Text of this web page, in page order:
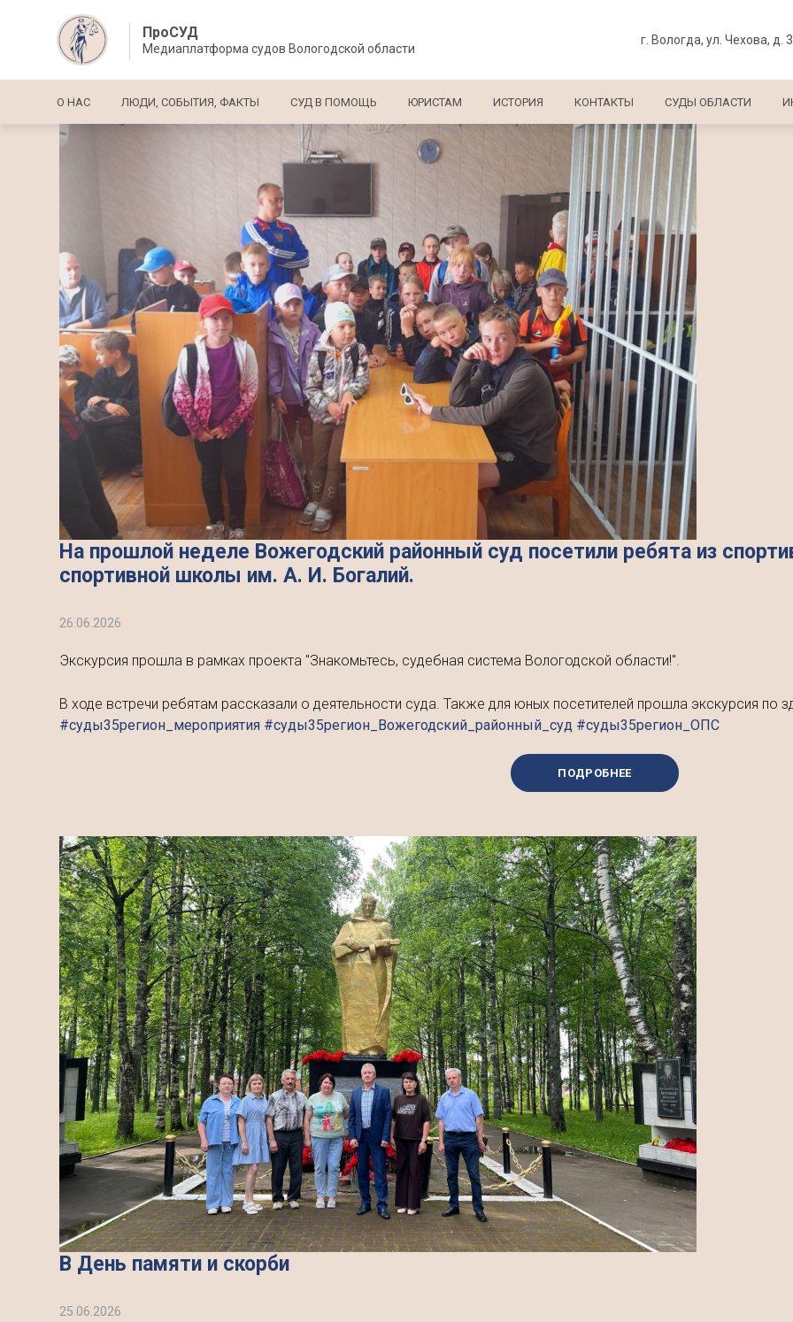
ПроСУД
Медиаплатформа судов Вологодской области
г. Вологда, ул. Чехова, д.
Основная навигация
О НАС ЛЮДИ, СОБЫТИЯ, ФАКТЫ СУД В ПОМОЩЬ ЮРИСТАМ ИСТОРИЯ КОНТАКТЫ СУДЫ ОБЛАСТИ
На прошлой неделе Вожегодский районный суд посетили ребята из
спортивной школы им. А. И. Богалий.
26.06.2026
Экскурсия прошла в рамках проекта "Знакомьтесь, судебная система Вологодской области!".
В ходе встречи ребятам рассказали о деятельности суда. Также для юных посетителей прошла экскурсия по
#суды35регион_мероприятия #суды35регион_Вожегодский_районный_суд #суды35регион_ОПС
ПОДРОБНЕЕ
В День памяти и скорби
25.06.2026